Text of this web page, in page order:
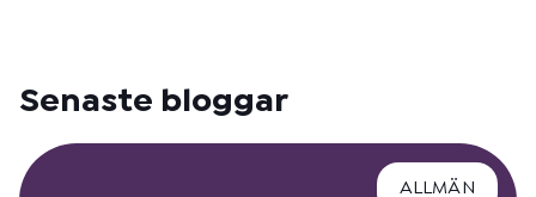
Senaste bloggar
ALLMÄN